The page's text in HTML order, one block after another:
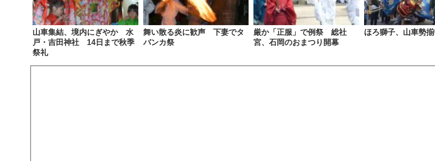
山車集結、境内にぎやか 水
戸・吉田神社 14日まで秋季
祭礼
舞い散る炎に歓声 下妻でタ
バンカ祭
厳か「正服」で例祭 総社
宮、石岡のおまつり開幕
ほろ獅子、山車勢